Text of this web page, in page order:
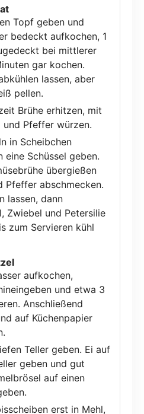
Topf geben und
bedeckt aufkochen, 1
bei mittlerer
gar kochen.
lassen, aber
pellen.
Brühe erhitzen, mit
und Pfeffer würzen.
in Scheibchen
eine Schüssel geben.
übergießen
Pfeffer abschmecken.
lassen, dann
Zwiebel und Petersilie
zum Servieren kühl
aufkochen,
und etwa 3
Anschließend
auf Küchenpapier
Teller geben. Ei auf
geben und gut
auf einen
erst in Mehl,